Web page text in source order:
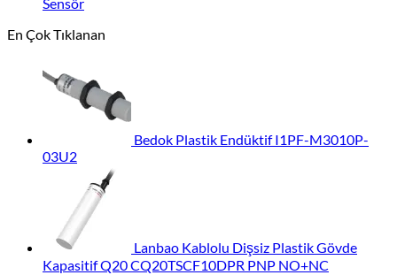
Sensör
En Çok Tıklanan
Bedok Plastik Endüktif I1PF-M3010P-
03U2
Lanbao Kablolu Dişsiz Plastik Gövde
Kapasitif Q20 CQ20TSCF10DPR PNP NO+NC